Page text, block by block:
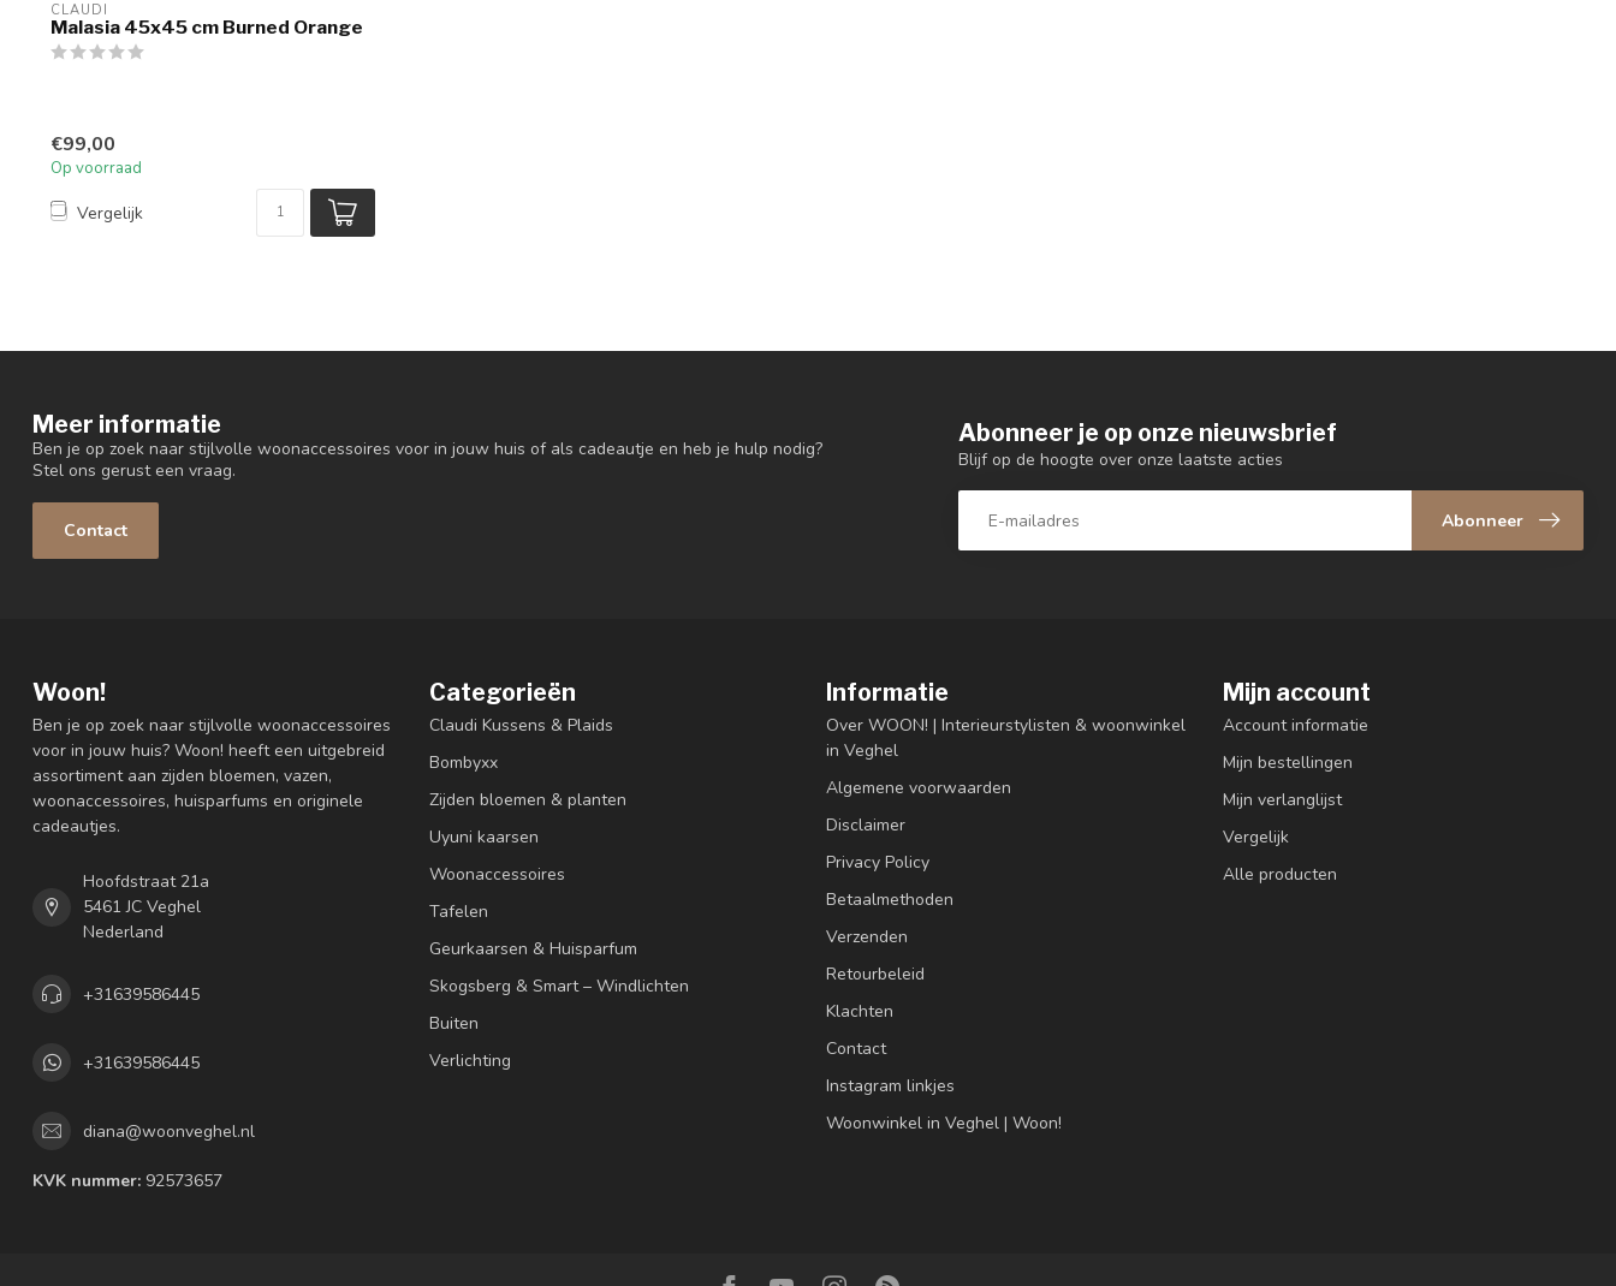
CLAUDI
Malasia 45x45 cm Burned Orange
€99,00
Op voorraad
Vergelijk
Meer informatie
Ben je op zoek naar stijlvolle woonaccessoires voor in jouw huis of als cadeautje en heb je hulp nodig?
Stel ons gerust een vraag.
Contact
Abonneer je op onze nieuwsbrief
Blijf op de hoogte over onze laatste acties
Abonneer
Woon!
Ben je op zoek naar stijlvolle woonaccessoires
voor in jouw huis? Woon! heeft een uitgebreid
assortiment aan zijden bloemen, vazen,
woonaccessoires, huisparfums en originele
cadeautjes.
Hoofdstraat 21a
5461 JC Veghel
Nederland
+31639586445
+31639586445
diana@woonveghel.nl
KVK nummer: 92573657
Categorieën
Claudi Kussens & Plaids
Bombyxx
Zijden bloemen & planten
Uyuni kaarsen
Woonaccessoires
Tafelen
Geurkaarsen & Huisparfum
Skogsberg & Smart – Windlichten
Buiten
Verlichting
Informatie
Over WOON! | Interieurstylisten & woonwinkel
in Veghel
Algemene voorwaarden
Disclaimer
Privacy Policy
Betaalmethoden
Verzenden
Retourbeleid
Klachten
Contact
Instagram linkjes
Woonwinkel in Veghel | Woon!
Mijn account
Account informatie
Mijn bestellingen
Mijn verlanglijst
Vergelijk
Alle producten